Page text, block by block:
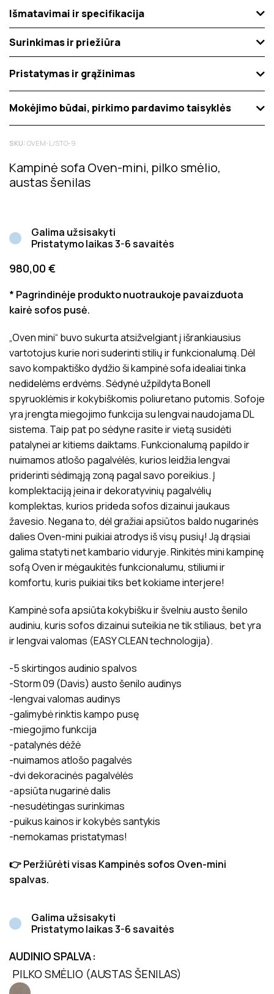
Išmatavimai ir specifikacija
Surinkimas ir priežiūra
Pristatymas ir grąžinimas
Mokėjimo būdai, pirkimo pardavimo taisyklės
SKU: OVEM-L/STO-9
Kampinė sofa Oven-mini, pilko smėlio,
austas šenilas
Galima užsisakyti
Pristatymo laikas 3-6 savaitės
980,00 €
* Pagrindinėje produkto nuotraukoje pavaizduota
kairė sofos pusė.
„Oven mini“ buvo sukurta atsižvelgiant į išrankiausius
vartotojus kurie nori suderinti stilių ir funkcionalumą. Dėl
savo kompaktiško dydžio ši kampinė sofa idealiai tinka
nedidelėms erdvėms. Sėdynė užpildyta Bonell
spyruoklėmis ir kokybiškomis poliuretano putomis. Sofoje
yra įrengta miegojimo funkcija su lengvai naudojama DL
sistema. Taip pat po sėdyne rasite ir vietą susidėti
patalynei ar kitiems daiktams. Funkcionalumą papildo ir
nuimamos atlošo pagalvėlės, kurios leidžia lengvai
priderinti sėdimąją zoną pagal savo poreikius. Į
komplektaciją įeina ir dekoratyvinių pagalvėlių
komplektas, kurios prideda sofos dizainui jaukaus
žavesio. Negana to, dėl gražiai apsiūtos baldo nugarinės
dalies Oven-mini puikiai atrodys iš visų pusių! Ją drąsiai
galima statyti net kambario viduryje. Rinkitės mini kampinę
sofą Oven ir mėgaukitės funkcionalumu, stiliumi ir
komfortu, kuris puikiai tiks bet kokiame interjere!
Kampinė sofa apsiūta kokybišku ir švelniu austo šenilo
audiniu, kuris sofos dizainui suteikia ne tik stiliaus, bet yra
ir lengvai valomas (EASY CLEAN technologija).
-5 skirtingos audinio spalvos
-Storm 09 (Davis) austo šenilo audinys
-lengvai valomas audinys
-galimybė rinktis kampo pusę
-miegojimo funkcija
-patalynės dėžė
-nuimamos atlošo pagalvės
-dvi dekoracinės pagalvėlės
-apsiūta nugarinė dalis
-nesudėtingas surinkimas
-puikus kainos ir kokybės santykis
-nemokamas pristatymas!
👉 Peržiūrėti visas Kampinės sofos Oven-mini
spalvas.
Galima užsisakyti
Pristatymo laikas 3-6 savaitės
AUDINIO SPALVA
PILKO SMĖLIO (AUSTAS ŠENILAS)